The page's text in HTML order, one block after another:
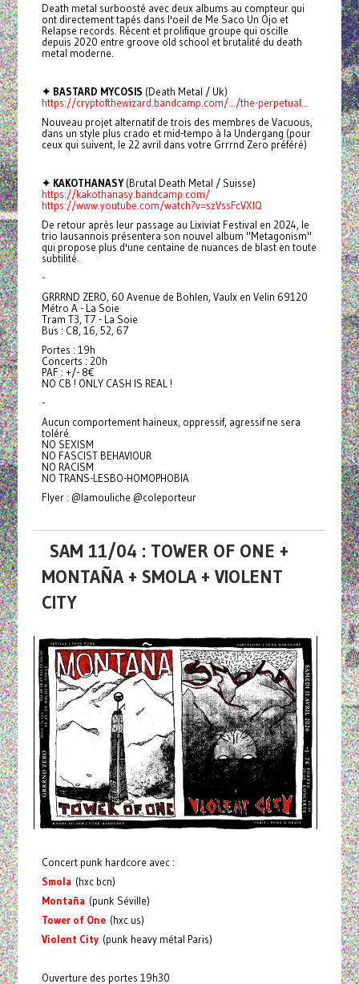
Death metal surboosté avec deux albums au compteur qui
ont directement tapés dans l'oeil de Me Saco Un Ojo et
Relapse records. Récent et prolifique groupe qui oscille
depuis 2020 entre groove old school et brutalité du death
metal moderne.
✦ BASTARD MYCOSIS (Death Metal / Uk)
https://cryptofthewizard.bandcamp.com/.../the-perpetual...
Nouveau projet alternatif de trois des membres de Vacuous,
dans un style plus crado et mid-tempo à la Undergang (pour
ceux qui suivent, le 22 avril dans votre Grrrnd Zero préféré)
✦ KAKOTHANASY(Brutal Death Metal / Suisse)
https://kakothanasy.bandcamp.com/
https://www.youtube.com/watch?v=szVssFcVXIQ
De retour après leur passage au Lixiviat Festival en 2024, le
trio lausannois présentera son nouvel album "Metagonism"
qui propose plus d'une centaine de nuances de blast en toute
subtilité.
-
GRRRND ZERO, 60 Avenue de Bohlen, Vaulx en Velin 69120
Métro A - La Soie
Tram T3, T7 - La Soie
Bus : C8, 16, 52, 67
Portes : 19h
Concerts : 20h
PAF : +/- 8€
NO CB ! ONLY CASH IS REAL !
-
Aucun comportement haineux, oppressif, agressif ne sera
toléré.
NO SEXISM
NO FASCIST BEHAVIOUR
NO RACISM
NO TRANS-LESBO-HOMOPHOBIA
Flyer : @lamouliche @coleporteur
SAM 11/04 : TOWER OF ONE +
MONTAÑA + SMOLA + VIOLENT
CITY
Concert punk hardcore avec :
Smola (hxc bcn)
Montaña (punk Séville)
Tower of One (hxc us)
Violent City (punk heavy métal Paris)
Ouverture des portes 19h30